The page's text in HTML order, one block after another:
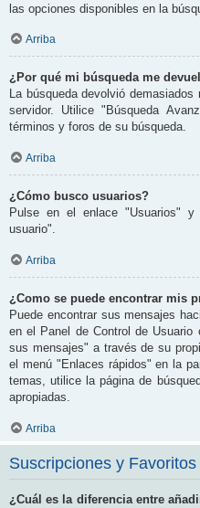
las opciones disponibles en la
Arriba
¿Por qué mi búsqueda me
La búsqueda devolvió
servidor. Utilice "Búsqueda
términos y foros de su búsqueda.
Arriba
¿Cómo busco usuarios?
Pulse en el enlace "Usuarios"
usuario".
Arriba
¿Como se puede encontrar mis
Puede encontrar sus mensajes
en el Panel de Control de
sus mensajes" a través de su
el menú "Enlaces rápidos" en la
temas, utilice la página de
apropiadas.
Arriba
Suscripciones y Favoritos
¿Cuál es la diferencia entre